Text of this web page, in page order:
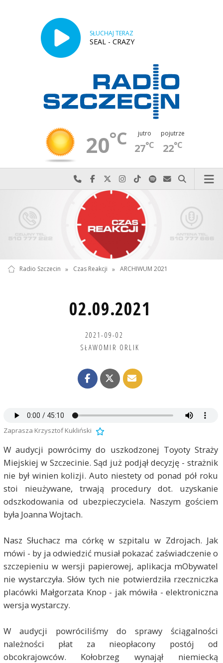
SŁUCHAJ TERAZ
SEAL - CRAZY
20°C jutro
27°C
pojutrze
22°C
Najlepiej po prostu do nas zadzwoń
Odwiedź nas na Facebook-u
Odwiedź nas na X
Odwiedź nas na Instagram-ie
Odwiedź nas na TikTok-u
Szukaj nas na Spotify
Wyślij do nas
Szukaj
Radio Szczecin » Czas Reakcji » ARCHIWUM 2021
02.09.2021
2021-09-02
SŁAWOMIR ORLIK
Zaprasza Krzysztof Kukliński
W audycji powrócimy do uszkodzonej Toyoty Straży
Miejskiej w Szczecinie. Sąd już podjął decyzję - strażnik
nie był winien kolizji. Auto niestety od ponad pół roku
stoi nieużywane, trwają procedury dot. uzyskanie
odszkodowania od ubezpieczyciela. Naszym gościem
była Joanna Wojtach.
Nasz Słuchacz ma córkę w szpitalu w Zdrojach. Jak
mówi - by ja odwiedzić musiał pokazać zaświadczenie o
szczepieniu w wersji papierowej, aplikacja mObywatel
nie wystarczyła. Słów tych nie potwierdziła rzeczniczka
placówki Małgorzata Knop - jak mówiła - elektroniczna
wersja wystarczy.
W audycji powróciliśmy do sprawy ściągalności
należności płat za nieopłacony postój od
obcokrajowców. Kołobrzeg wynajął niemiecką